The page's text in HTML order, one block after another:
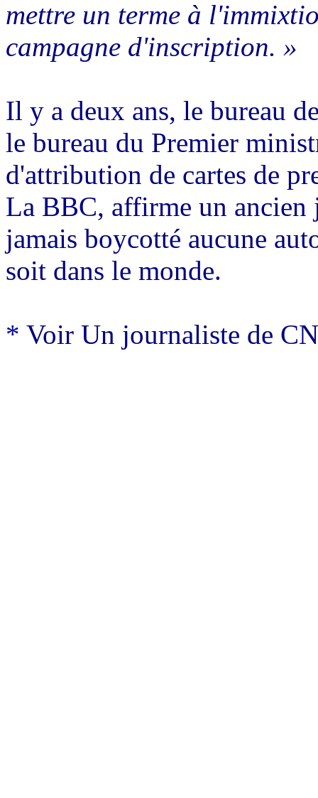
mettre un terme à
campagne d'inscription. »
Il y a deux ans, le bureau
le bureau du Premier
d'attribution de cartes de
La BBC, affirme un ancien
jamais boycotté aucune
soit dans le monde.
* Voir Un journaliste de